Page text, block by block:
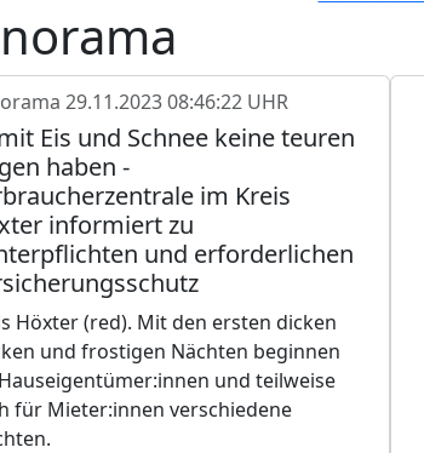
29.11.2023 08:46:22 UHR
Eis und Schnee keine teuren
haben -
im Kreis
informiert zu
und erforderlichen
Höxter (red). Mit den ersten dicken
und frostigen Nächten beginnen
und teilweise
für Mieter:innen verschiedene